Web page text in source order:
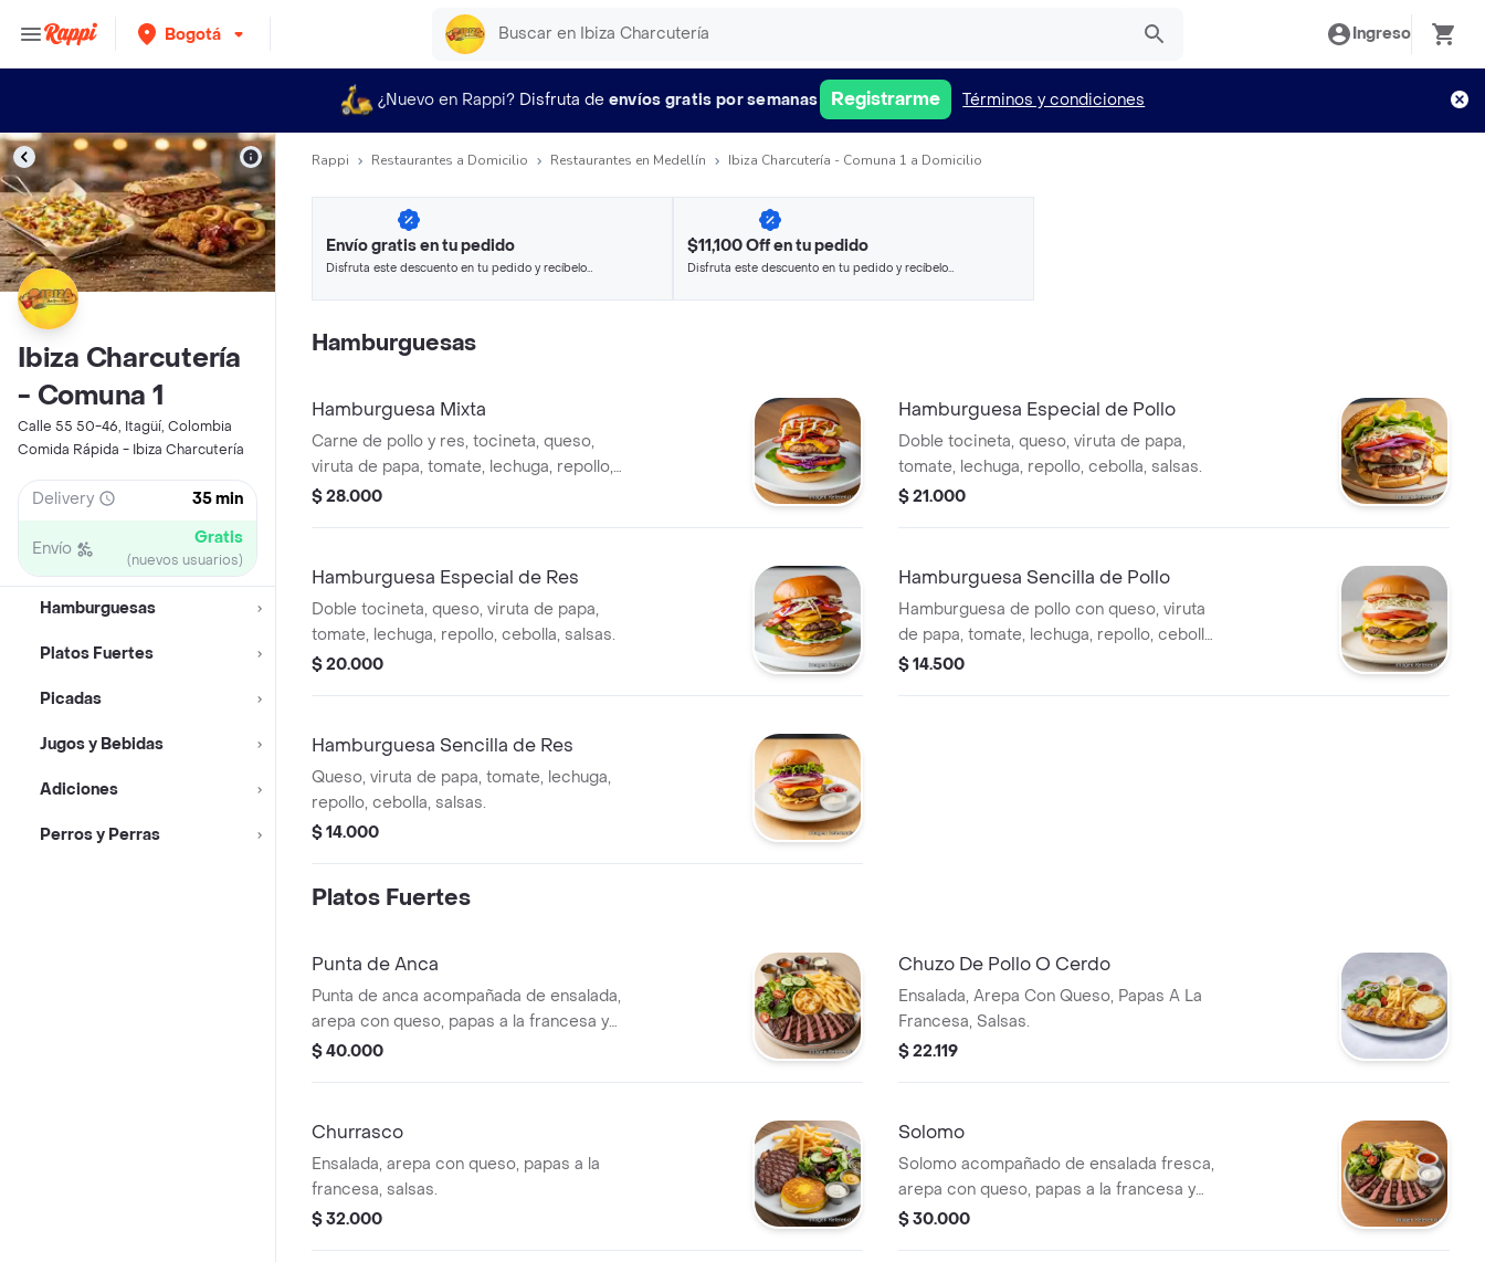
Bogotá Ingreso
¿Nuevo en Rappi? Disfruta de envíos gratis por semanas Registrarme Términos y condiciones
Ibiza Charcutería
- Comuna 1
Calle 55 50-46, Itagüí, Colombia
Comida Rápida - Ibiza Charcutería
Delivery 35 min
Envío Gratis
(nuevos usuarios)
Hamburguesas
Platos Fuertes
Picadas
Jugos y Bebidas
Adiciones
Perros y Perras
Rappi Restaurantes a Domicilio Restaurantes en Medellín Ibiza Charcutería - Comuna 1 a Domicilio
Envío gratis en tu pedido
Disfruta este descuento en tu pedido y recíbelo
$11,100 Off en tu pedido
Disfruta este descuento en tu pedido y recíbelo
Hamburguesas
Hamburguesa Mixta
Carne de pollo y res, tocineta, queso,
viruta de papa, tomate, lechuga, repollo,
cebolla, salsas.
$ 28.000
Hamburguesa Especial de Pollo
Doble tocineta, queso, viruta de papa,
tomate, lechuga, repollo, cebolla, salsas.
$ 21.000
Hamburguesa Especial de Res
Doble tocineta, queso, viruta de papa,
tomate, lechuga, repollo, cebolla, salsas.
$ 20.000
Hamburguesa Sencilla de Pollo
Hamburguesa de pollo con queso, viruta
de papa, tomate, lechuga, repollo, cebolla
y salsas.
$ 14.500
Hamburguesa Sencilla de Res
Queso, viruta de papa, tomate, lechuga,
repollo, cebolla, salsas.
$ 14.000
Platos Fuertes
Punta de Anca
Punta de anca acompañada de ensalada,
arepa con queso, papas a la francesa y
salsas variadas.
$ 40.000
Chuzo De Pollo O Cerdo
Ensalada, Arepa Con Queso, Papas A La
Francesa, Salsas.
$ 22.119
Churrasco
Ensalada, arepa con queso, papas a la
francesa, salsas.
$ 32.000
Solomo
Solomo acompañado de ensalada fresca,
arepa con queso, papas a la francesa y
salsas.
$ 30.000